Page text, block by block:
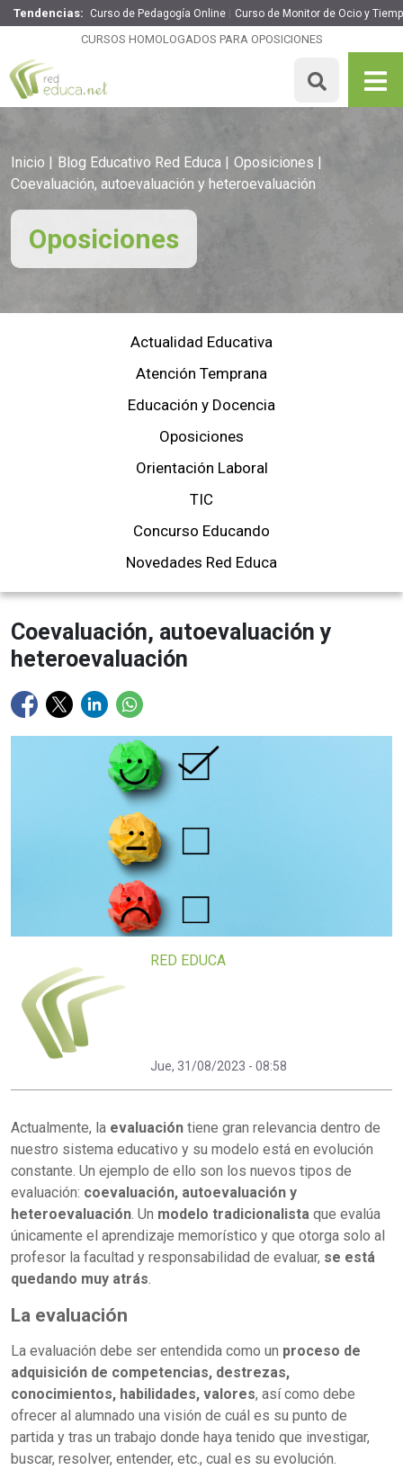
Tendencias: Curso de Pedagogía Online Curso de Monitor de Ocio y
CURSOS HOMOLOGADOS PARA OPOSICIONES
Inicio Blog Educativo Red Educa
Oposiciones
Coevaluación, autoevaluación y heteroevaluación
Oposiciones
Actualidad Educativa
Atención Temprana
Educación y Docencia
Oposiciones
Orientación Laboral
TIC
Concurso Educando
Novedades Red Educa
Coevaluación, autoevaluación y
heteroevaluación
RED EDUCA
Jue, 31/08/2023 - 08:58
Actualmente, la evaluación tiene gran relevancia dentro de
nuestro sistema educativo y su modelo está en evolución
constante. Un ejemplo de ello son los nuevos tipos de
evaluación: coevaluación, autoevaluación y
heteroevaluación. Un modelo tradicionalista que evalúa
únicamente el aprendizaje memorístico y que otorga solo al
profesor la facultad y responsabilidad de evaluar, se está
quedando muy atrás.
La evaluación
La evaluación debe ser entendida como un proceso de
adquisición de competencias, destrezas,
conocimientos, habilidades, valores, así como debe
ofrecer al alumnado una visión de cuál es su punto de
partida y tras un trabajo donde haya tenido que investigar,
buscar, resolver, entender, etc., cual es su evolución.